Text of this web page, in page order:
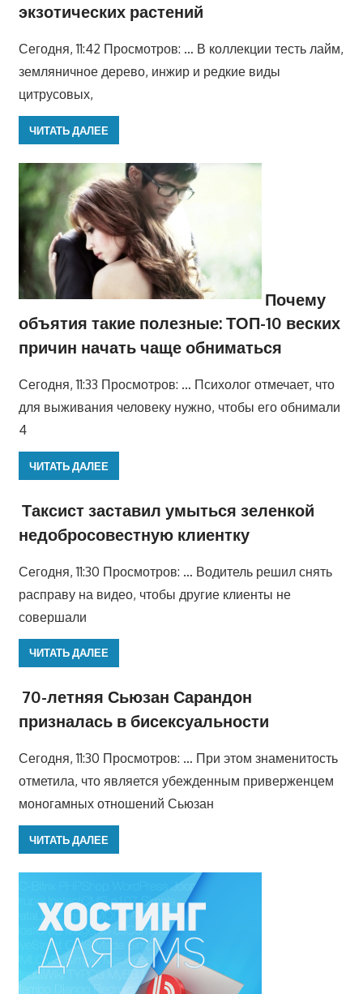
экзотических растений
Сегодня, 11:42 Просмотров: … В коллекции тесть лайм,
земляничное дерево, инжир и редкие виды
цитрусовых,
ЧИТАТЬ ДАЛЕЕ
Почему
объятия такие полезные: ТОП-10 веских
причин начать чаще обниматься
Сегодня, 11:33 Просмотров: … Психолог отмечает, что
для выживания человеку нужно, чтобы его обнимали
4
ЧИТАТЬ ДАЛЕЕ
Таксист заставил умыться зеленкой
недобросовестную клиентку
Сегодня, 11:30 Просмотров: … Водитель решил снять
расправу на видео, чтобы другие клиенты не
совершали
ЧИТАТЬ ДАЛЕЕ
70-летняя Сьюзан Сарандон
призналась в бисексуальности
Сегодня, 11:30 Просмотров: … При этом знаменитость
отметила, что является убежденным приверженцем
моногамных отношений Сьюзан
ЧИТАТЬ ДАЛЕЕ